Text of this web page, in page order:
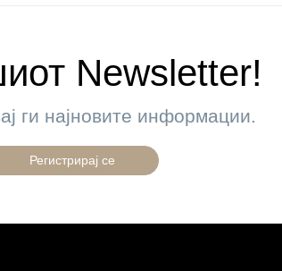
Newsletter!
ги најновите информации.
Регистрирај се